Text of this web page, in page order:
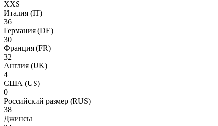
XXS
Италия (IT)
36
Германия (DE)
30
Франция (FR)
32
Англия (UK)
4
США (US)
0
Российский размер (RUS)
38
Джинсы